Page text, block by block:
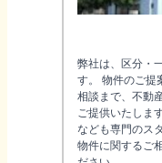
弊社は、区分・
す。 物件のご提
相談まで、不動
ご提供いたしま
なども専門のス
物件に関するご